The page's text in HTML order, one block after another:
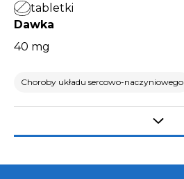
tabletki
Dawka
40 mg
Choroby układu sercowo-naczyniowego